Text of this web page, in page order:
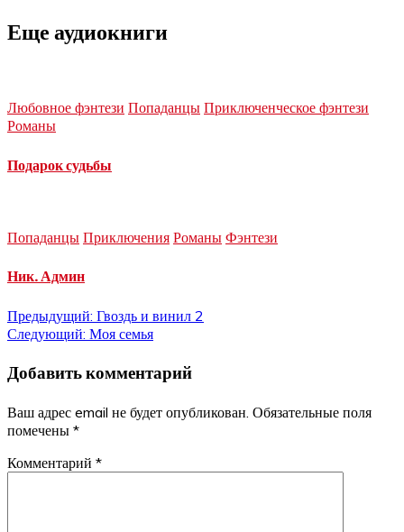
Еще аудиокниги
Любовное фэнтези Попаданцы Приключенческое фэнтези
Романы
Подарок судьбы
Попаданцы Приключения Романы Фэнтези
Ник. Админ
Навигация
записям
Предыдущий: Гвоздь и винил 2
Следующий: Моя семья
Добавить комментарий
Ваш адрес email не будет опубликован. Обязательные поля
помечены *
Комментарий *